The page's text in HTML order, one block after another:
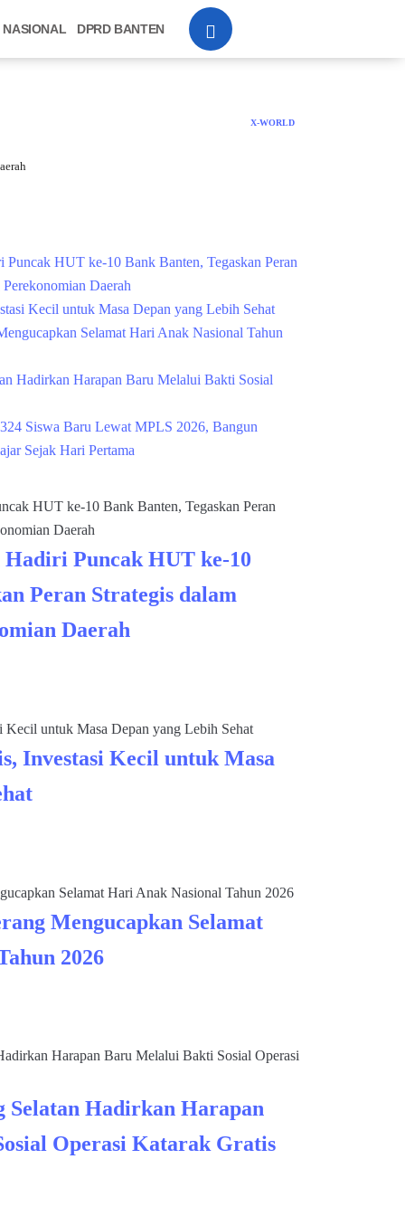
NASIONAL DPRD BANTEN
X-WORLD
HUT ke-10 Bank Banten, Tegaskan Peran
Daerah
Kecil untuk Masa Depan yang Lebih Sehat
Selamat Hari Anak Nasional Tahun
Hadirkan Harapan Baru Melalui Bakti Sosial
Siswa Baru Lewat MPLS 2026, Bangun
Sejak Hari Pertama
Puncak HUT ke-10
Peran Strategis dalam
Daerah
Investasi Kecil untuk Masa
Mengucapkan Selamat
2026
Selatan Hadirkan Harapan
Operasi Katarak Gratis